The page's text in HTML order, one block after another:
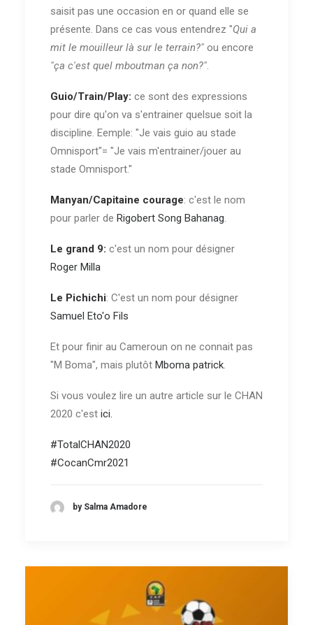
saisit pas une occasion en or quand elle se
présente. Dans ce cas vous entendrez "Qui a
mit le mouilleur là sur le terrain?" ou encore
"ça c'est quel mboutman ça non?".
Guio/Train/Play: ce sont des expressions
pour dire qu'on va s'entrainer quelsue soit la
discipline. Eemple: "Je vais guio au stade
Omnisport"= "Je vais m'entrainer/jouer au
stade Omnisport."
Manyan/Capitaine courage: c'est le nom
pour parler de Rigobert Song Bahanag.
Le grand 9: c'est un nom pour désigner
Roger Milla
Le Pichichi: C'est un nom pour désigner
Samuel Eto'o Fils
Et pour finir au Cameroun on ne connait pas
"M Boma", mais plutôt Mboma patrick.
Si vous voulez lire un autre article sur le CHAN
2020 c'est ici.
#TotalCHAN2020
#CocanCmr2021
by Salma Amadore